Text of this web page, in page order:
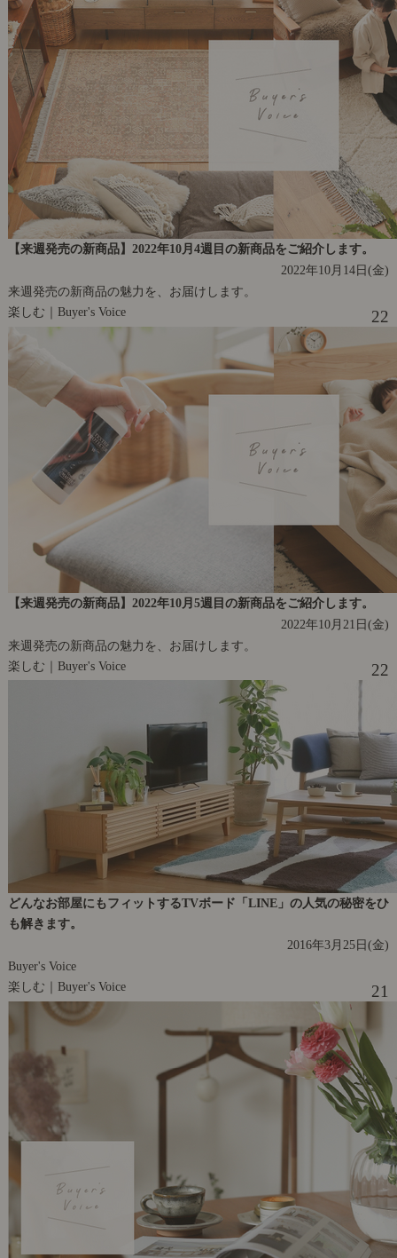
【来週発売の新商品】2022年10月4週目の新商品をご紹介します。
2022年10月14日(金)
来週発売の新商品の魅力を、お届けします。
楽しむ｜Buyer's Voice
22
【来週発売の新商品】2022年10月5週目の新商品をご紹介します。
2022年10月21日(金)
来週発売の新商品の魅力を、お届けします。
楽しむ｜Buyer's Voice
22
どんなお部屋にもフィットするTVボード「LINE」の人気の秘密をひ
も解きます。
2016年3月25日(金)
Buyer's Voice
楽しむ｜Buyer's Voice
21